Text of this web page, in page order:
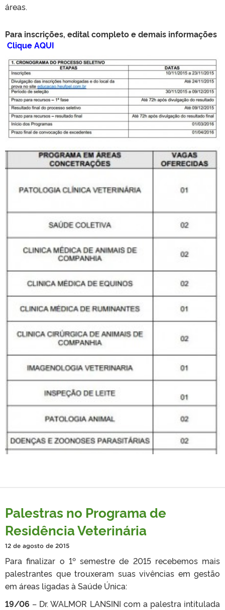
áreas.
Para inscrições, edital completo e demais informações
Clique AQUI
Palestras no Programa de
Residência Veterinária
12 de agosto de 2015
Para finalizar o 1º semestre de 2015 recebemos mais
palestrantes que trouxeram suas vivências em gestão
em áreas ligadas à Saúde Única:
19/06 – Dr. WALMOR LANSINI com a palestra intitulada